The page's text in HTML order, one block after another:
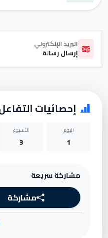
البريد الإلكتروني
إرسال رسالة
إحصائيات
اليوم
1
الأسبوع
3
مشاركة سريعة
مشاركة